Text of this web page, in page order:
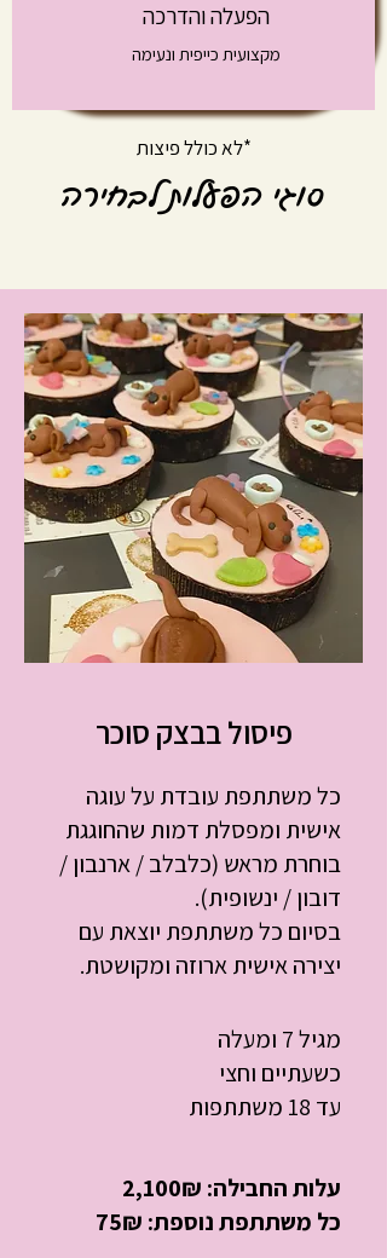
הפעלה והדרכה
מקצועית כייפית ונעימה
*לא כולל פיצות
סוגי הפעלות לבחירה
Desserts
פיסול בבצק סוכר
כל משתתפת עובדת על עוגה
אישית ומפסלת דמות שהחוגגת
בוחרת מראש (כלבלב / ארנבון /
דובון / ינשופית).
בסיום כל משתתפת יוצאת עם
יצירה אישית ארוזה ומקושטת.
מגיל 7 ומעלה
כשעתיים וחצי
עד 18 משתתפות
עלות החבילה: 2,100₪
כל משתתפת נוספת: 75₪